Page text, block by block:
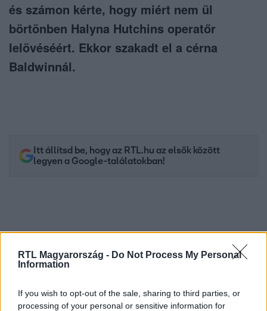
RTL Magyarország - Do Not Process My Personal
Information
If you wish to opt-out of the sale, sharing to third parties, or
processing of your personal or sensitive information for
és számon kérte, hogy miért nem ül
börtönben Halyna Hutchins operatőr
lelövéséért. Ekkor szakadt el a cérna
Baldwinnál.
Itt állítsd be, hogy az RTL.hu az elsők között
legyen a Google-találatokban!